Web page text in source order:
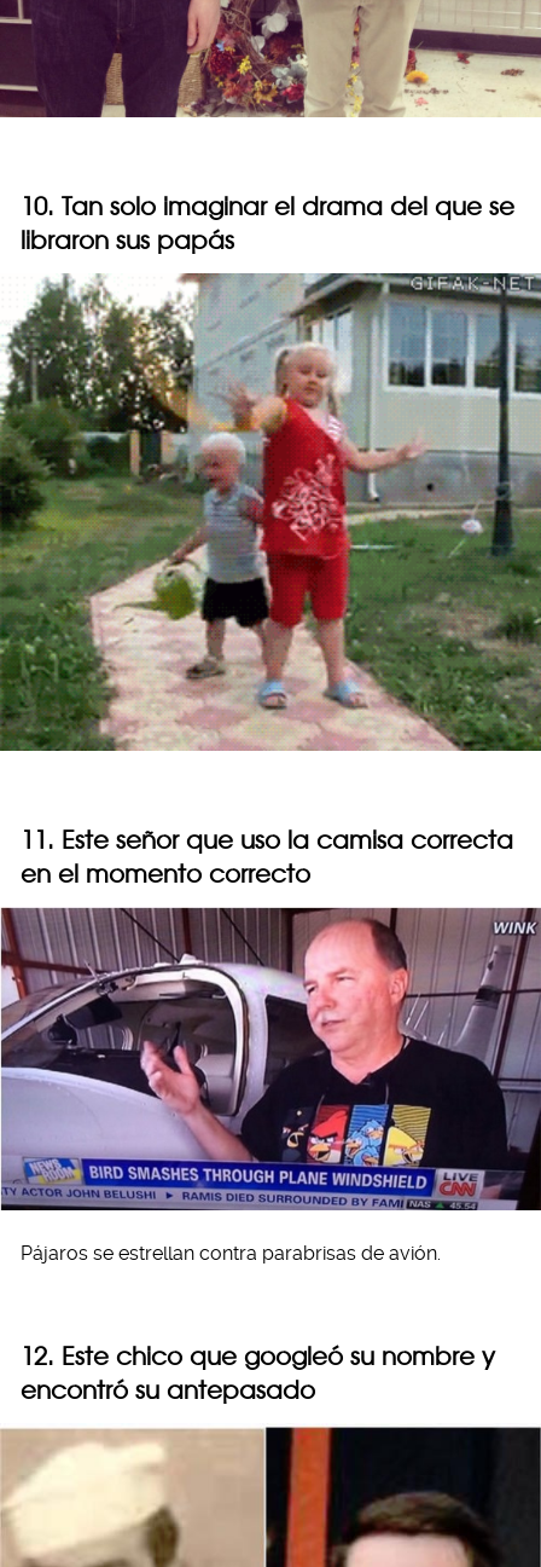
10. Tan solo imaginar el drama del que se
libraron sus papás
11. Este señor que uso la camisa correcta
en el momento correcto
Pájaros se estrellan contra parabrisas de avión.
12. Este chico que googleó su nombre y
encontró su antepasado